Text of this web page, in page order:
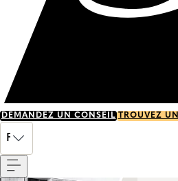
DEMANDEZ UN CONSEIL TROUVEZ
FR